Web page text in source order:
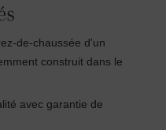
de-chaussée d'un
construit dans le
avec garantie de